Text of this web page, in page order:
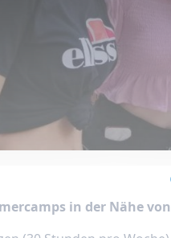
in der Nähe